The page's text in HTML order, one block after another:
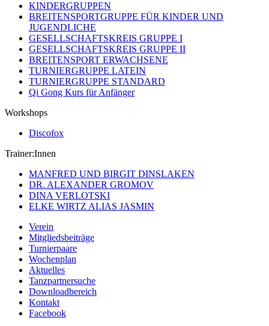
KINDERGRUPPEN
BREITENSPORTGRUPPE FÜR KINDER UND
JUGENDLICHE
GESELLSCHAFTSKREIS GRUPPE I
GESELLSCHAFTSKREIS GRUPPE II
BREITENSPORT ERWACHSENE
TURNIERGRUPPE LATEIN
TURNIERGRUPPE STANDARD
Qi Gong Kurs für Anfänger
Workshops
Discofox
Trainer:Innen
MANFRED UND BIRGIT DINSLAKEN
DR. ALEXANDER GROMOV
DINA VERLOTSKI
ELKE WIRTZ ALIAS JASMIN
Verein
Mitgliedsbeiträge
Turnierpaare
Wochenplan
Aktuelles
Tanzpartnersuche
Downloadbereich
Kontakt
Facebook